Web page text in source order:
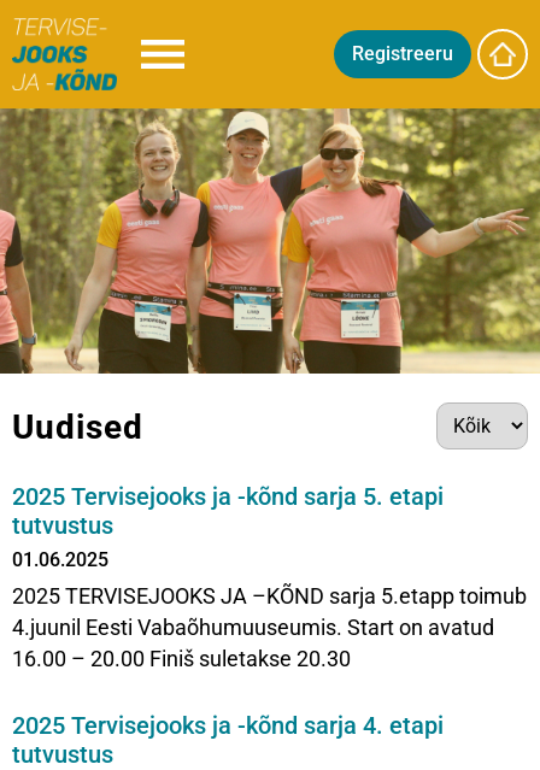
Registreeru
Uudised
2025 Tervisejooks ja -kõnd sarja 5. etapi
tutvustus
01.06.2025
2025 TERVISEJOOKS JA –KÕND sarja 5.etapp toimub
4.juunil Eesti Vabaõhumuuseumis. Start on avatud
16.00 – 20.00 Finiš suletakse 20.30
2025 Tervisejooks ja -kõnd sarja 4. etapi
tutvustus